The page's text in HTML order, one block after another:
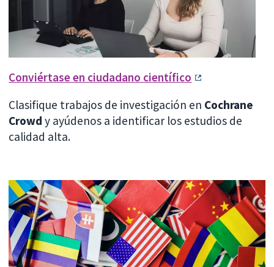
Conviértase en ciudadano científico
Clasifique trabajos de investigación en Cochrane
Crowd y ayúdenos a identificar los estudios de
calidad alta.